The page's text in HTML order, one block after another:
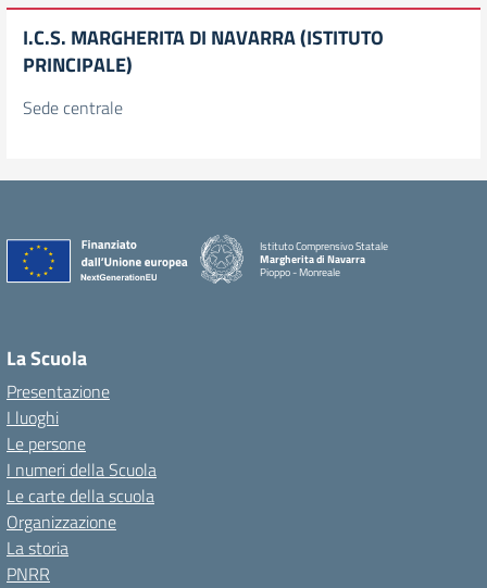
I.C.S. MARGHERITA DI NAVARRA (ISTITUTO
PRINCIPALE)
Sede centrale
Istituto Comprensivo Statale
Margherita di Navarra
Pioppo - Monreale
La Scuola
Presentazione
I luoghi
Le persone
I numeri della Scuola
Le carte della scuola
Organizzazione
La storia
PNRR